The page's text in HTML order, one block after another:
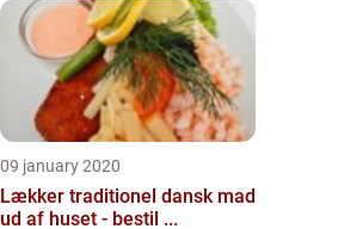
09 january 2020
Lækker traditionel dansk mad
ud af huset - bestil ...